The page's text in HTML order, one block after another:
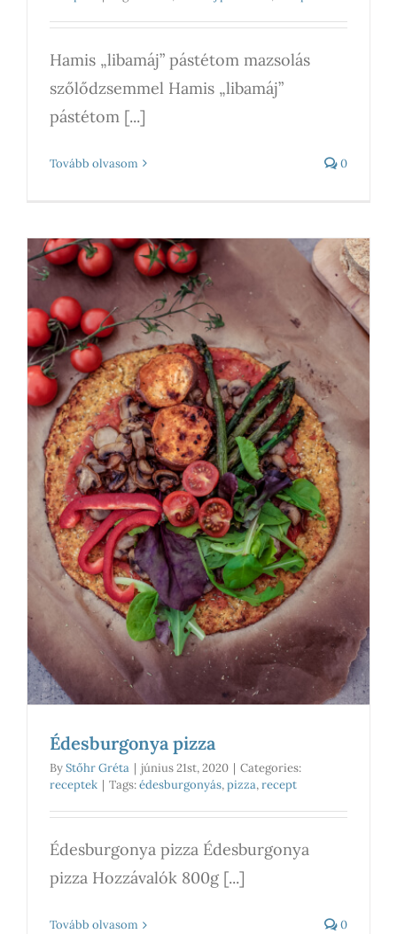
Hamis „libamáj” pástétom mazsolás
szőlődzsemmel Hamis „libamáj”
pástétom [...]
Tovább olvasom 0
Édesburgonya pizza
ByStőhr Gréta | június 21st, 2020 | Categories:
receptek | Tags:édesburgonyás,pizza,recept
Édesburgonya pizza Édesburgonya
pizza Hozzávalók 800g [...]
Tovább olvasom 0